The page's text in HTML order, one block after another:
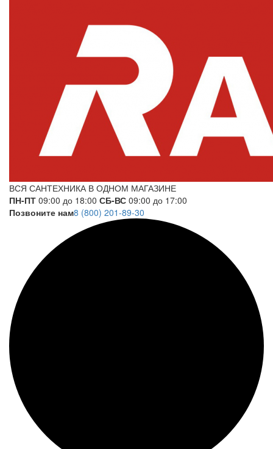
ВСЯ САНТЕХНИКА В ОДНОМ МАГАЗИНЕ
ПН-ПТ 09:00 до 18:00 СБ-ВС 09:00 до 17:00
Позвоните нам8 (800) 201-89-30